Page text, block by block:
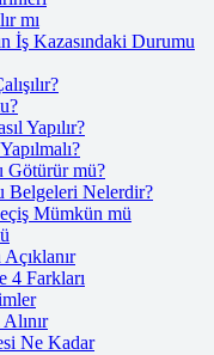
mı
İş Kazasındaki Durumu
Yapılır?
Götürür mü?
Belgeleri Nelerdir?
Mümkün mü
4 Farkları
Ne Kadar